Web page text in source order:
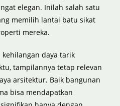
elegan. Inilah salah satu
memilih lantai batu sikat
mereka.
daya tarik
tampilannya tetap relevan
arsitektur. Baik bangunan
bisa mendapatkan